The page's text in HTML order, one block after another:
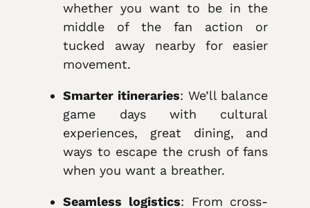
whether you want to be in the
middle of the fan action or
tucked away nearby for easier
movement.
Smarter itineraries: We’ll balance
game days with cultural
experiences, great dining, and
ways to escape the crush of fans
when you want a breather.
Seamless logistics: From cross-